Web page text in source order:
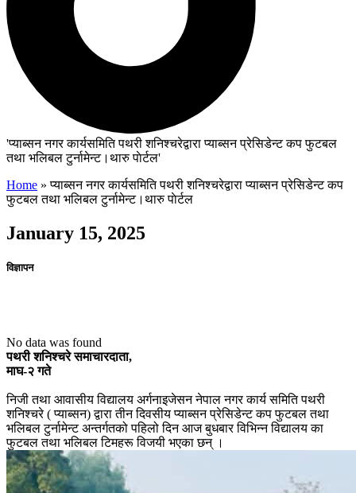
'प्याब्सन नगर कार्यसमिति पथरी शनिश्चरेद्वारा प्याब्सन प्रेसिडेन्ट कप फुटबल
तथा भलिबल टुर्नामेन्ट।थारु पाेर्टल'
Home »प्याब्सन नगर कार्यसमिति पथरी शनिश्चरेद्वारा प्याब्सन प्रेसिडेन्ट कप
फुटबल तथा भलिबल टुर्नामेन्ट।थारु पाेर्टल
January 15, 2025
विज्ञापन
No data was found
पथरी शनिश्चरे समाचारदाता,
माघ-२ गते
निजी तथा आवासीय विद्यालय अर्गनाइजेसन नेपाल नगर कार्य समिति पथरी
शनिश्चरे ( प्याब्सन) द्वारा तीन दिवसीय प्याब्सन प्रेसिडेन्ट कप फुटबल तथा
भलिबल टुर्नामेन्ट अन्तर्गतको पहिलो दिन आज बुधबार विभिन्न विद्यालय का
फुटबल तथा भलिबल टिमहरू विजयी भएका छन् ।